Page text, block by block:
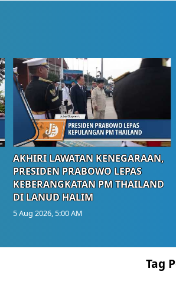
AKHIRI LAWATAN KENEGARAAN,
PRESIDEN PRABOWO LEPAS
KEBERANGKATAN PM THAILAND
DI LANUD HALIM
5 Aug 2026, 5:00 AM
Tag